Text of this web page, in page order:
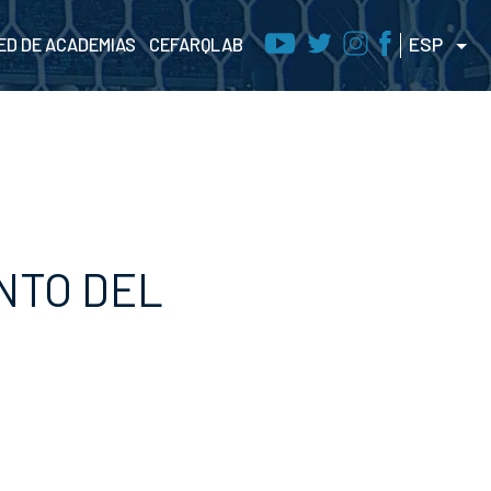
DE ACADEMIAS CEFARQLAB ESP
DEL